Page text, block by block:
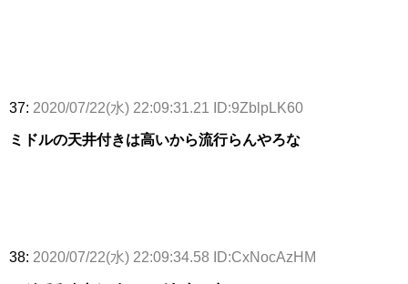
37: 2020/07/22(水) 22:09:31.21 ID:9ZblpLK60
ミドルの天井付きは高いから流行らんやろな
38: 2020/07/22(水) 22:09:34.58 ID:CxNocAzHM